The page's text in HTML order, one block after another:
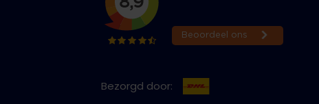
Bezorgd door: